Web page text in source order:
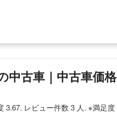
中古車｜中古車価格
3.67. レビュー件数 3 人. ※満足度